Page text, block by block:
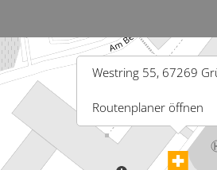
Westring 55, 67269
Routenplaner öffnen